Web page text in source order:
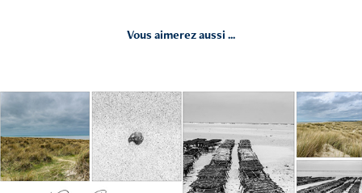
Vous aimerez aussi ...
2022